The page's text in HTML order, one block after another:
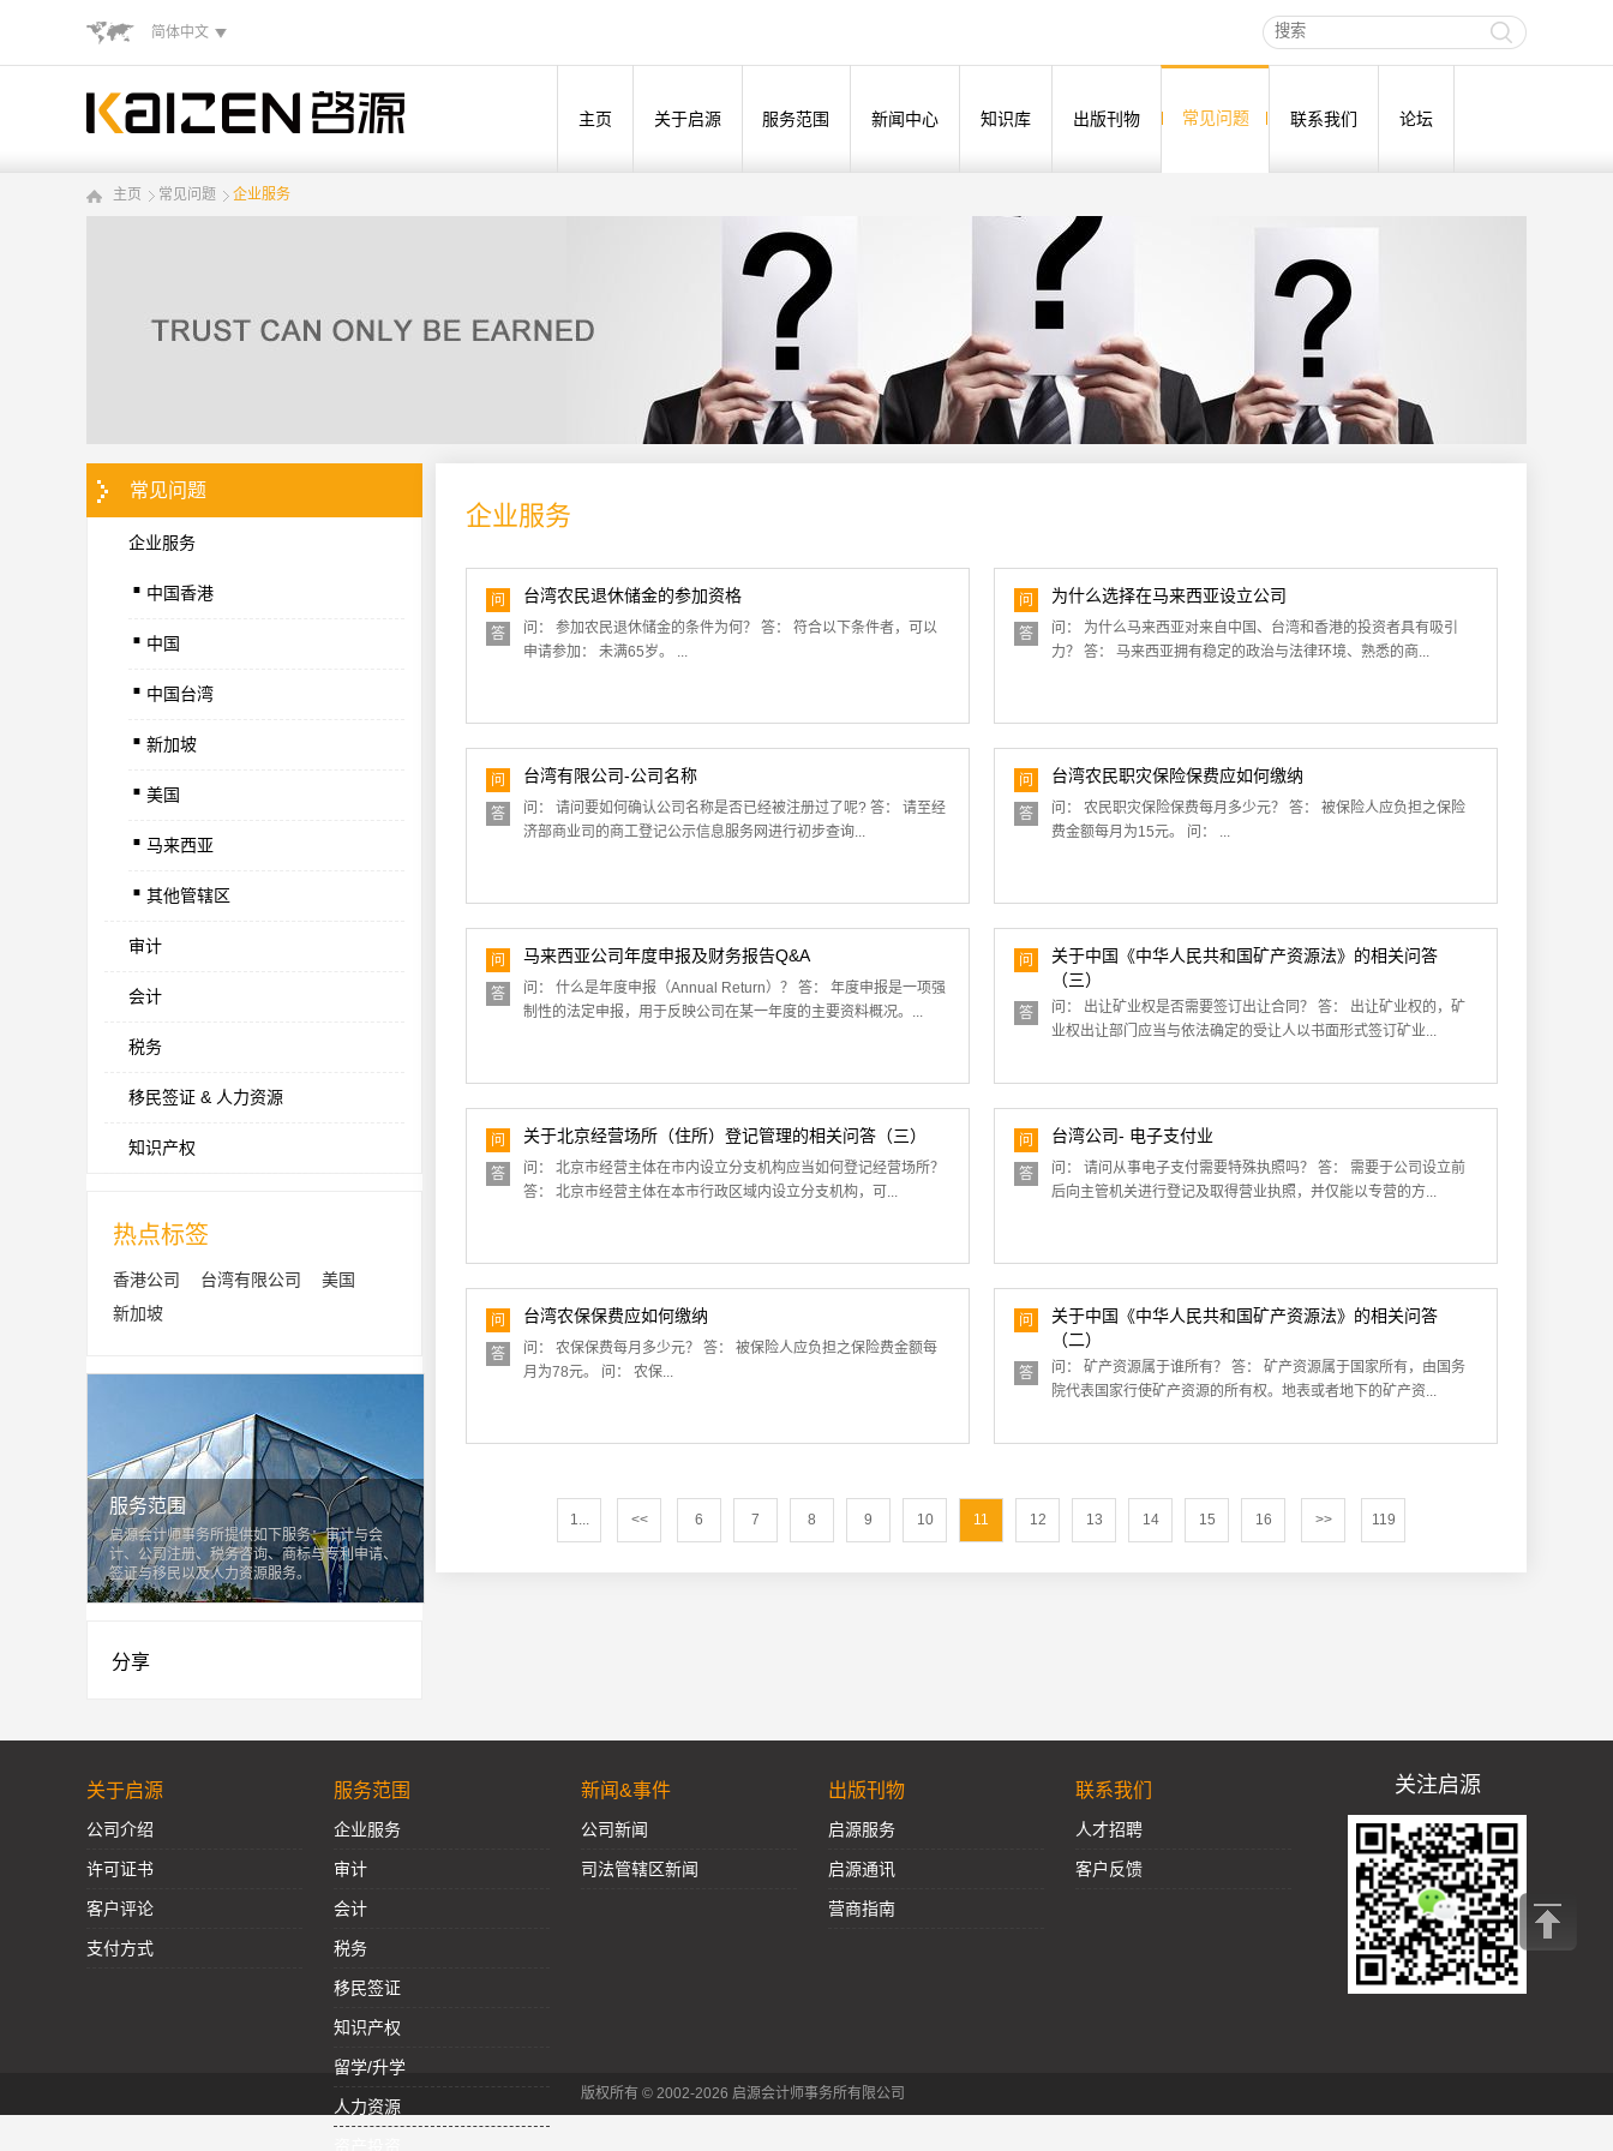
简体中文
主页 关于启源 服务范围 新闻中心 知识库 出版刊物 常见问题 联系我们 论坛
主页 常见问题 企业服务
常见问题
企业服务
.中国香港
. 中国
. 中国台湾
. 新加坡
. 美国
. 马来西亚
. 其他管辖区
审计
会计
税务
移民签证 & 人力资源
知识产权
热点标签
香港公司 台湾有限公司
美国
新加坡
服务范围
启源会计师事务所提供如下服务：审计与会
计、公司注册、税务咨询、商标与专利申请、
签证与移民以及人力资源服务。
分享
企业服务
问 台湾农民退休储金的参加资格
答
问： 参加农民退休储金的条件为何？ 答： 符合以下条件者，可以
申请参加： 未满65岁。 ...
问 为什么选择在马来西亚设立公司
答
问： 为什么马来西亚对来自中国、台湾和香港的投资者具有吸引
力？ 答： 马来西亚拥有稳定的政治与法律环境、熟悉的商...
问 台湾有限公司-公司名称
答
问： 请问要如何确认公司名称是否已经被注册过了呢? 答： 请至经
济部商业司的商工登记公示信息服务网进行初步查询...
问 台湾农民职灾保险保费应如何缴纳
答
问： 农民职灾保险保费每月多少元？ 答： 被保险人应负担之保险
费金额每月为15元。 问： ...
问 马来西亚公司年度申报及财务报告Q&A
答
问： 什么是年度申报（Annual Return）？ 答： 年度申报是一项强
制性的法定申报，用于反映公司在某一年度的主要资料概况。...
问
关于中国《中华人民共和国矿产资源法》的相关问答
（三）
答
问： 出让矿业权是否需要签订出让合同？ 答： 出让矿业权的，矿
业权出让部门应当与依法确定的受让人以书面形式签订矿业...
问 关于北京经营场所（住所）登记管理的相关问答（三）
答
问： 北京市经营主体在市内设立分支机构应当如何登记经营场所？
答： 北京市经营主体在本市行政区域内设立分支机构，可...
问 台湾公司- 电子支付业
答
问： 请问从事电子支付需要特殊执照吗？ 答： 需要于公司设立前
后向主管机关进行登记及取得营业执照，并仅能以专营的方...
问 台湾农保保费应如何缴纳
答
问： 农保保费每月多少元？ 答： 被保险人应负担之保险费金额每
月为78元。 问： 农保...
问
关于中国《中华人民共和国矿产资源法》的相关问答
（二）
答
问： 矿产资源属于谁所有？ 答： 矿产资源属于国家所有，由国务
院代表国家行使矿产资源的所有权。地表或者地下的矿产资...
1... << 6 7 8 9 10 11 12 13 14 15 16 >> 119
关于启源
公司介绍
许可证书
客户评论
支付方式
服务范围
企业服务
审计
会计
税务
移民签证
知识产权
留学/升学
人力资源
新闻&事件
公司新闻
司法管辖区新闻
出版刊物
启源服务
启源通讯
营商指南
联系我们
人才招聘
客户反馈
关注启源
版权所有 © 2002-2026 启源会计师事务所有限公司